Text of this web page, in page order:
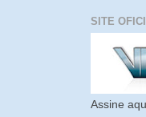
SITE
Assine